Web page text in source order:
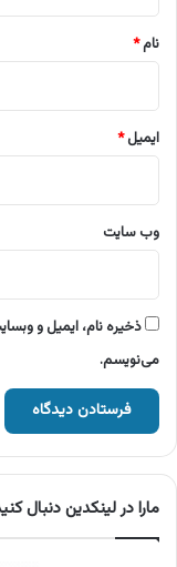
نام*
ایمیل*
وب‌ سایت
ذخیره نام، ایمیل و
می‌نویسم.
مارا در لینکدین دنبال